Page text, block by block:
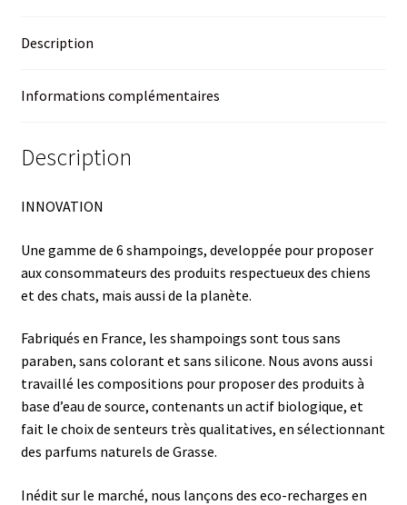
250ml
Description
Informations complémentaires
Description
INNOVATION
Une gamme de 6 shampoings, developpée pour proposer
aux consommateurs des produits respectueux des chiens
et des chats, mais aussi de la planète.
Fabriqués en France, les shampoings sont tous sans
paraben, sans colorant et sans silicone. Nous avons aussi
travaillé les compositions pour proposer des produits à
base d’eau de source, contenants un actif biologique, et
fait le choix de senteurs très qualitatives, en sélectionnant
des parfums naturels de Grasse.
Inédit sur le marché, nous lançons des eco-recharges en